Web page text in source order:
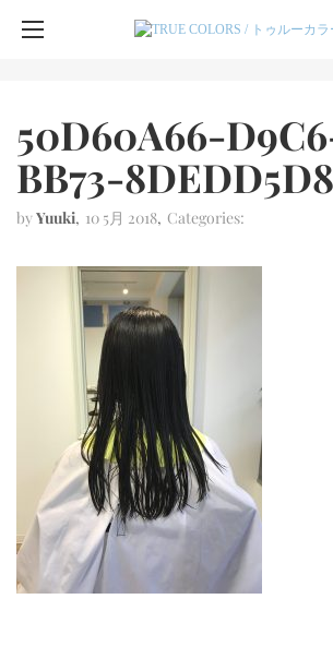
50D60A66-
BB73-
byYuuki 10 5月 2018 Categories: